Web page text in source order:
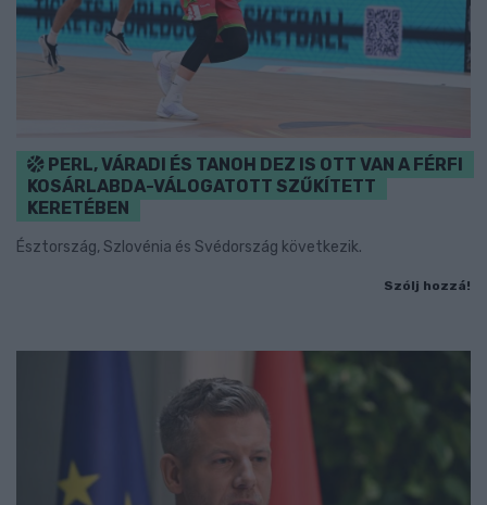
PERL, VÁRADI ÉS TANOH DEZ IS OTT VAN A FÉRFI
KOSÁRLABDA-VÁLOGATOTT SZŰKÍTETT
KERETÉBEN
Észtország, Szlovénia és Svédország következik.
Szólj hozzá!